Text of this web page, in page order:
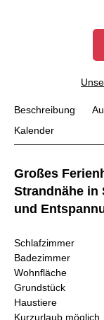
Beschreibung
Kalender
Großes
Strandnähe in
und
Schlafzimmer
Badezimmer
Wohnfläche
Grundstück
Haustiere
Kurzurlaub möglich